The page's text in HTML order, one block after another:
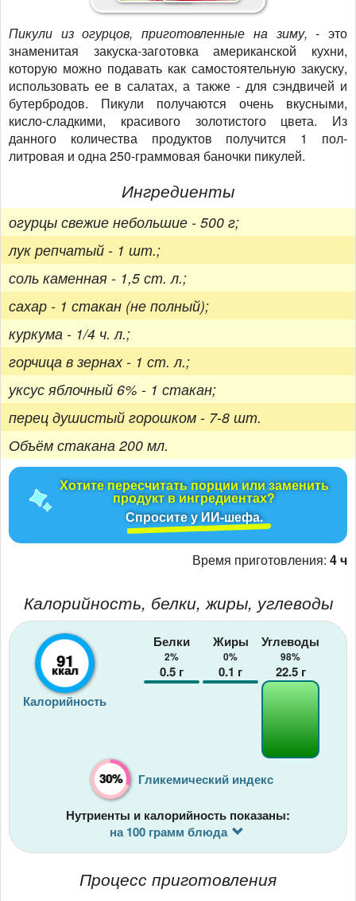
Пикули из огурцов, приготовленные на зиму, - это
знаменитая закуска-заготовка американской кухни,
которую можно подавать как самостоятельную закуску,
использовать ее в салатах, а также - для сэндвичей и
бутербродов. Пикули получаются очень вкусными,
кисло-сладкими, красивого золотистого цвета. Из
данного количества продуктов получится 1 пол-
литровая и одна 250-граммовая баночки пикулей.
Ингредиенты
огурцы свежие небольшие - 500 г;
лук репчатый - 1 шт.;
соль каменная - 1,5 ст. л.;
сахар - 1 стакан (не полный);
куркума - 1/4 ч. л.;
горчица в зернах - 1 ст. л.;
уксус яблочный 6% - 1 стакан;
перец душистый горошком - 7-8 шт.
Объём стакана 200 мл.
Хотите пересчитать порции или заменить
продукт в ингредиентах?
Спросите у ИИ-шефа.
Время приготовления: 4 ч
Калорийность, белки, жиры, углеводы
91
ккал
Калорийность
Белки
2%
0.5 г
Жиры
0%
0.1 г
Углеводы
98%
22.5г
30% Гликемический индекс
Нутриенты и калорийность показаны:
на 100 грамм блюда
Процесс приготовления